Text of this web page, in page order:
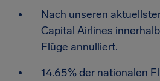
Nach unseren
Capital Airlines
Flüge annulliert.
14.65% der nationalen